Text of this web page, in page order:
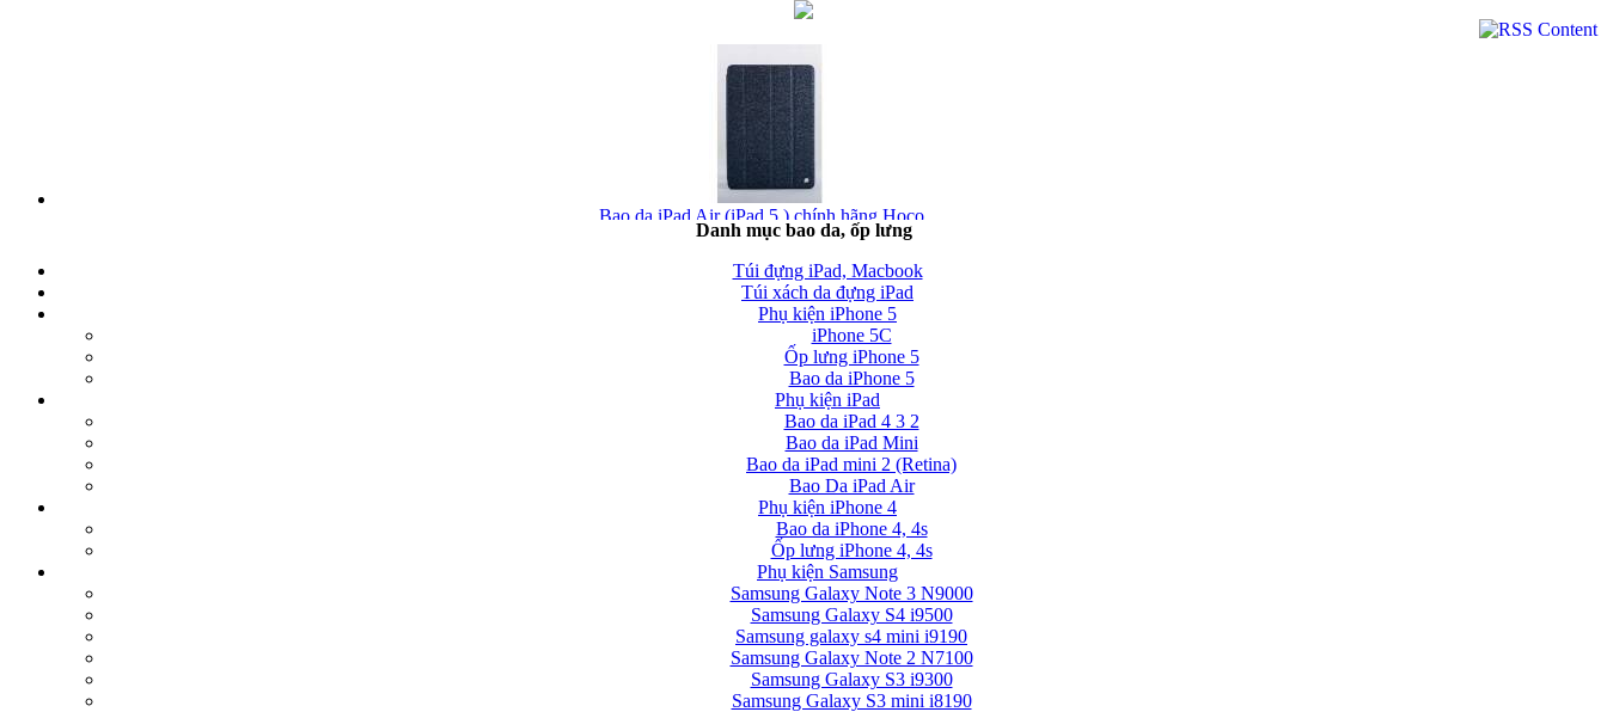
Bao da iPad Air (iPad 5 ) chính hãng Hoco...
Bao da iPad Air chính hãng Hoco Crystal Case...
Bao da iPad Air cao cấp Baseus Folio siêu...
Danh mục bao da, ốp lưng
Túi đựng iPad, Macbook
Túi xách da đựng iPad
Phụ kiện iPhone 5
iPhone 5C
Ốp lưng iPhone 5
Bao da iPhone 5
Phụ kiện iPad
Bao da iPad 4 3 2
Bao da iPad Mini
Bao da iPad mini 2 (Retina)
Bao Da iPad Air
Phụ kiện iPhone 4
Bao da iPhone 4, 4s
Ốp lưng iPhone 4, 4s
Phụ kiện Samsung
Samsung Galaxy Note 3 N9000
Samsung Galaxy S4 i9500
Samsung galaxy s4 mini i9190
Samsung Galaxy Note 2 N7100
Samsung Galaxy S3 i9300
Samsung Galaxy S3 mini i8190